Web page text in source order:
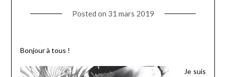
Posted on 31 mars 2019
Bonjour à tous !
Je suis